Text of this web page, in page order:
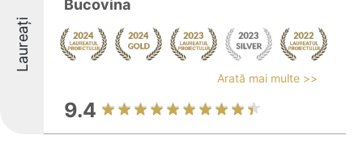
Laureați
Bucovina
Arată mai multe >>
9.4